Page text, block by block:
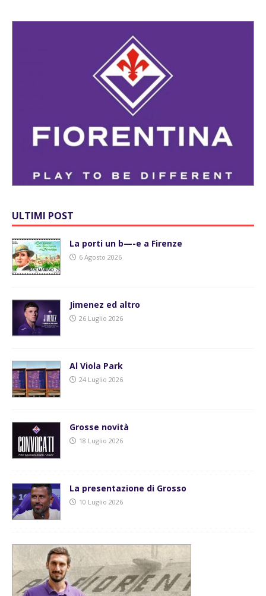
ULTIMI POST
La porti un b—-e a Firenze
6 Agosto 2026
Jimenez ed altro
26 Luglio 2026
Al Viola Park
24 Luglio 2026
Grosse novità
18 Luglio 2026
La presentazione di Grosso
10 Luglio 2026